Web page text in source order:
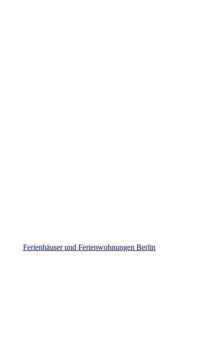
Ferienhäuser und Ferienwohnungen Berlin